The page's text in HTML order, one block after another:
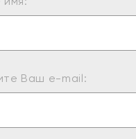
Ваш e-mail: